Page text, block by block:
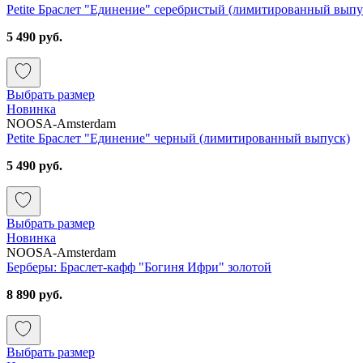
Petite Браслет "Единение" серебристый (лимитированный
5 490 руб.
Выбрать размер
Новинка
NOOSA-Amsterdam
Petite Браслет "Единение" черный (лимитированный выпуск)
5 490 руб.
Выбрать размер
Новинка
NOOSA-Amsterdam
Берберы: Браслет-кафф "Богиня Ифри" золотой
8 890 руб.
Выбрать размер